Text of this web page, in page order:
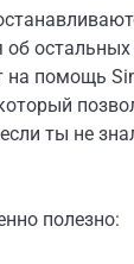
об
на помощь
ты не
полезно: